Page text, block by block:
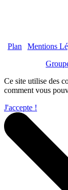
Plan
Mentions
Ce site utilise des
comment vous
J'accepte !